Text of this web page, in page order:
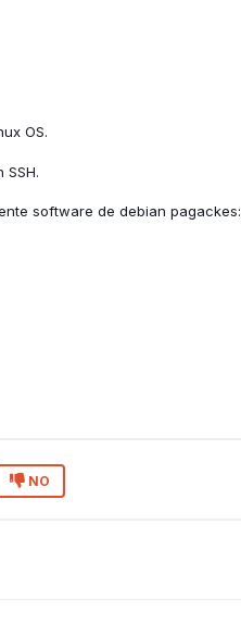
OS.
software de debian pagackes:
NO